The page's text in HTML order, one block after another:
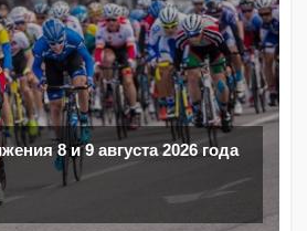
8 и 9 августа 2026 года